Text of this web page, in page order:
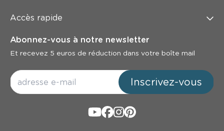
Accès rapide
Abonnez-vous à notre newsletter
Et recevez 5 euros de réduction dans votre boîte mail
Inscrivez-vous